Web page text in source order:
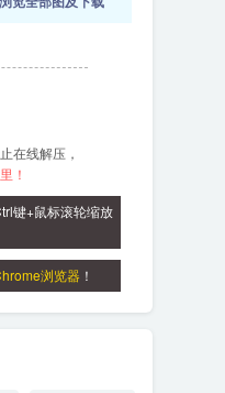
在线解压，
！
键+鼠标滚轮缩放
浏览器 ！